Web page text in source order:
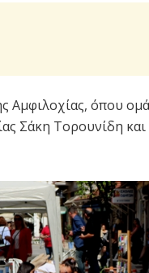
Αμφιλοχίας, όπου
Σάκη Τορουνίδη και